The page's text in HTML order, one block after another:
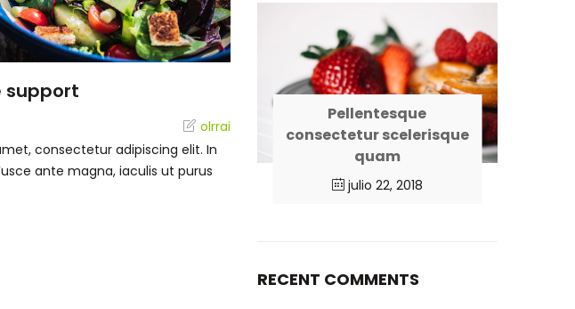
support
olrrai
consectetur adipiscing elit. In
ante magna, iaculis ut purus
Video Blog Post
marzo 6, 2018
Lorem ipsum dolor sit amet, consectetur
sed vulputate massa. Fusce ante magna, iaculis
Read More
Pellentesque
consectetur scelerisque
quam
julio 22, 2018
RECENT COMMENTS